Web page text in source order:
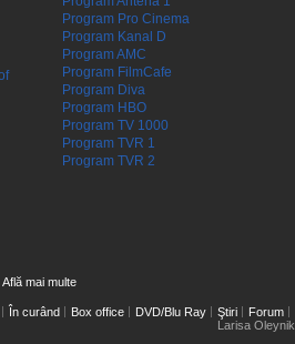
Program Pro Cinema
Program Kanal D
Program AMC
Program FilmCafe
Program Diva
Program HBO
Program TV 1000
Program TVR 1
Program TVR 2
Află mai multe
În curând Box office DVD/Blu Ray Ştiri
Forum
Larisa Oleynik